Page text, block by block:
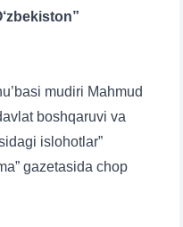
mudiri Mahmud
boshqaruvi va
islohotlar”
gazetasida chop